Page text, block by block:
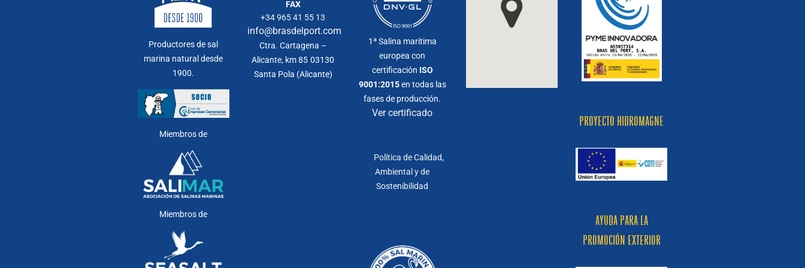
Productores de sal
marina natural desde
1900.
Miembros de
Miembros de
FAX
+34 965 41 55 13
info@brasdelport.com
Ctra. Cartagena –
Alicante, km 85 03130
Santa Pola (Alicante)
1ª Salina marítima
europea con
certificación ISO
9001:2015en todas las
fases de producción.
Ver certificado
Política de Calidad,
Ambiental y de
Sostenibilidad
PROYECTO HIDROMAGNE
AYUDA PARA LA
PROMOCIÓN EXTERIOR